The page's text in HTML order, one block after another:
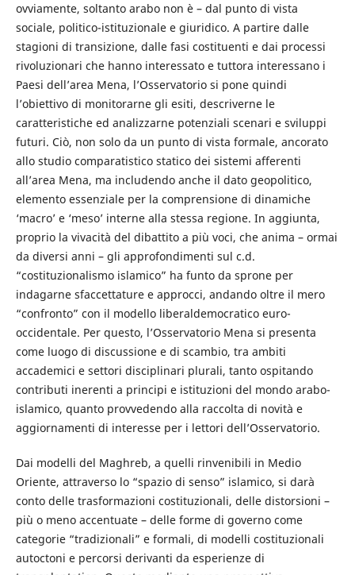
ovviamente, soltanto arabo non è – dal punto di vista
sociale, politico-istituzionale e giuridico. A partire dalle
stagioni di transizione, dalle fasi costituenti e dai processi
rivoluzionari che hanno interessato e tuttora interessano i
Paesi dell’area Mena, l’Osservatorio si pone quindi
l’obiettivo di monitorarne gli esiti, descriverne le
caratteristiche ed analizzarne potenziali scenari e sviluppi
futuri. Ciò, non solo da un punto di vista formale, ancorato
allo studio comparatistico statico dei sistemi afferenti
all’area Mena, ma includendo anche il dato geopolitico,
elemento essenziale per la comprensione di dinamiche
‘macro’ e ‘meso’ interne alla stessa regione. In aggiunta,
proprio la vivacità del dibattito a più voci, che anima – ormai
da diversi anni – gli approfondimenti sul c.d.
“costituzionalismo islamico” ha funto da sprone per
indagarne sfaccettature e approcci, andando oltre il mero
“confronto” con il modello liberaldemocratico euro-
occidentale. Per questo, l’Osservatorio Mena si presenta
come luogo di discussione e di scambio, tra ambiti
accademici e settori disciplinari plurali, tanto ospitando
contributi inerenti a principi e istituzioni del mondo arabo-
islamico, quanto provvedendo alla raccolta di novità e
aggiornamenti di interesse per i lettori dell’Osservatorio.
Dai modelli del Maghreb, a quelli rinvenibili in Medio
Oriente, attraverso lo “spazio di senso” islamico, si darà
conto delle trasformazioni costituzionali, delle distorsioni –
più o meno accentuate – delle forme di governo come
categorie “tradizionali” e formali, di modelli costituzionali
autoctoni e percorsi derivanti da esperienze di